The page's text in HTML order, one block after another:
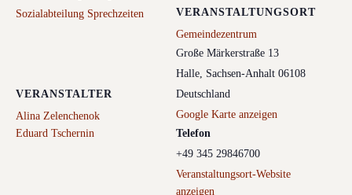
Sozialabteilung Sprechzeiten
VERANSTALTER
Alina Zelenchenok
Eduard Tschernin
VERANSTALTUNGSORT
Gemeindezentrum
Große Märkerstraße 13
Halle, Sachsen-Anhalt 06108
Deutschland
Google Karte anzeigen
Telefon
+49 345 29846700
Veranstaltungsort-Website
anzeigen